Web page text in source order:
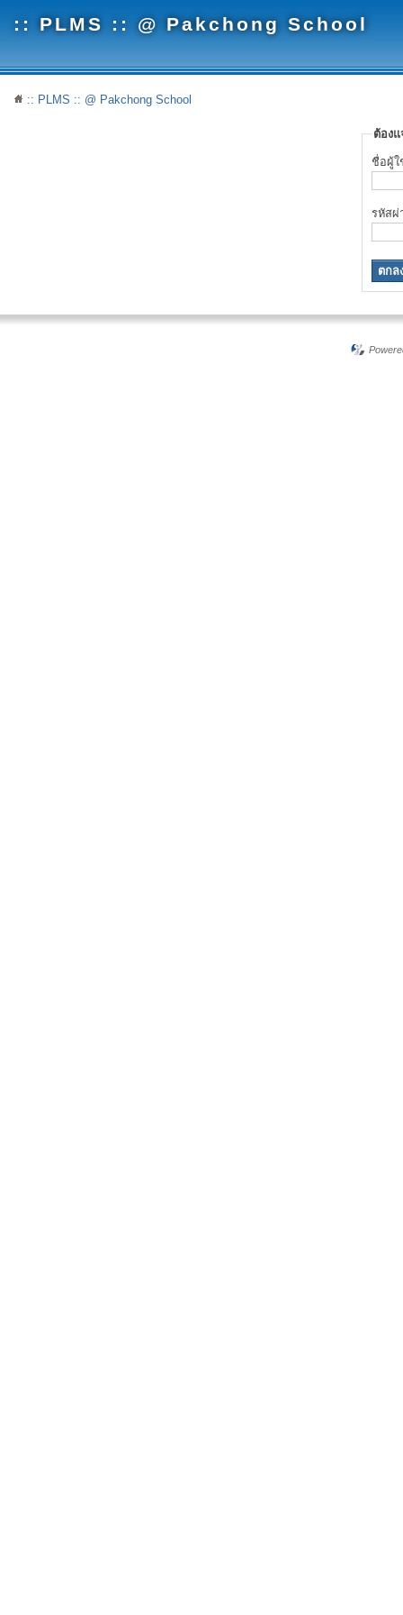
:: PLMS :: @ Pakchong School
:: PLMS :: @ Pakchong School
ต้อง
ชื่อผู้ใ
รหัสผ่